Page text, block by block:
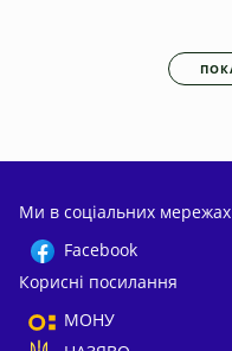
Ми в соціальних мережах
Facebook
Корисні посилання
МОНУ